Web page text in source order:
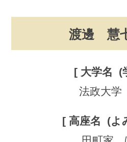
渡邊 慧
法政大学